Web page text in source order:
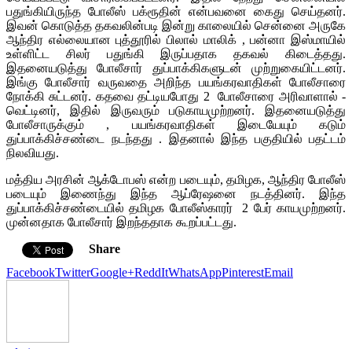
பதுங்கியிருந்த போலீஸ் பக்ரூதின் என்பவனை கைது செய்தனர்.
இவன் கொடுத்த தகவலின்படி இன்று காலையில் சென்னை அருகே
ஆந்திர எல்லையான புத்தூரில் பிலால் மாலிக் , பன்னா இஸ்மாயில்
உள்ளிட்ட சிலர் பதுங்கி இருப்பதாக தகவல் கிடைத்தது.
இதனையடுத்து போலீசார் துப்பாக்கிகளுடன் முற்றுகையிட்டனர்.
இங்கு போலீசார் வருவதை அறிந்த பயங்கரவாதிகள் போலீசாரை
நோக்கி சுட்டனர். க­த­வை ­தட்டி­ய­போ­து 2 ­ ­போ­லீ­சா­ரை ­அ­ரி­வா­ளால் ­
வெட்டி­னர், இ­தில் ­இ­ரு­வ­ரும் ­ப­டு­கா­யமுற்றனர். இதனையடுத்து
போலீசாருக்கும் , பயங்கரவாதிகள் இடையேயும் கடும்
துப்பாக்கிச்சண்டை நடந்தது . இதனால் இந்த பகுதியில் பதட்டம்
நிலவி­யது.
மத்திய அரசின் ஆக்டோபஸ் என்ற படையும், தமிழக, ஆந்திர போலீஸ்
படையும் இணைந்து இந்த ஆப்ரேஷனை நடத்தினர். இந்த
துப்பாக்கிச்சண்டையில் தமிழக ­போ­லீஸ்கா­ரர் ­ 2 பேர் காயமுற்றனர்.
முன்­ன­தா­க ­போ­லீ­சார் ­இ­றந்­த­தா­க ­கூ­றப்­பட்­ட­து.
Share
FacebookTwitterGoogle+ReddItWhatsAppPinterestEmail